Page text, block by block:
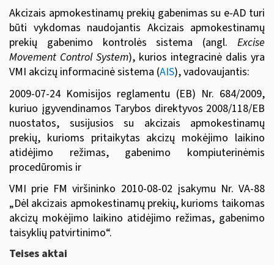
Akcizais apmokestinamų prekių gabenimas su e-AD turi
būti vykdomas naudojantis Akcizais apmokestinamų
prekių gabenimo kontrolės sistema (angl. Excise
Movement Control System), kurios integracinė dalis yra
VMI akcizų informacinė sistema (AIS), vadovaujantis:
2009-07-24 Komisijos reglamentu (EB) Nr. 684/2009,
kuriuo įgyvendinamos Tarybos direktyvos 2008/118/EB
nuostatos, susijusios su akcizais apmokestinamų
prekių, kurioms pritaikytas akcizų mokėjimo laikino
atidėjimo režimas, gabenimo kompiuterinėmis
procedūromis ir
VMI prie FM viršininko 2010-08-02 įsakymu Nr. VA-88
„Dėl akcizais apmokestinamų prekių, kurioms taikomas
akcizų mokėjimo laikino atidėjimo režimas, gabenimo
taisyklių patvirtinimo“.
Teises aktai